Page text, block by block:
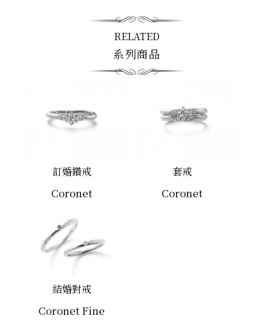
RELATED
系列商品
訂婚鑽戒
Coronet
套戒
Coronet
結婚對戒
Coronet Fine